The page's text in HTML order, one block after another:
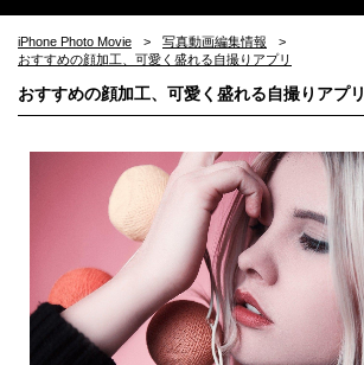
iPhone Photo Movie
写真動画編集情報
おすすめの顔加工、可愛く盛れる自撮りアプリ
おすすめの顔加工、可愛く盛れる自撮りアプリ